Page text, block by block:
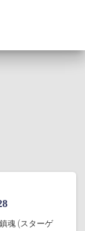
魂 (スターゲ